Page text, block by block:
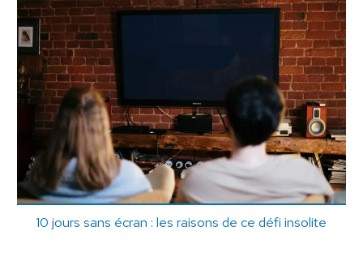
10 jours sans écran : les raisons de ce défi insolite